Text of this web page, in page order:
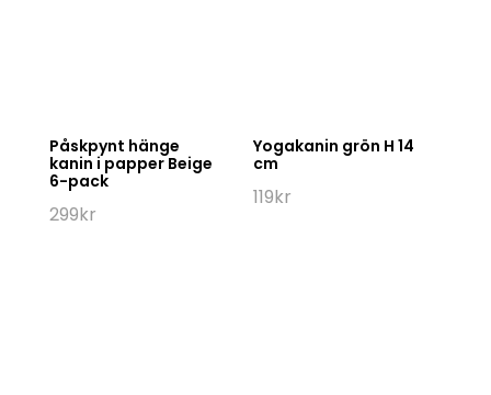
Påskpynt hänge
kanin i papper Beige
6-pack
299kr
Yogakanin grön H 14
cm
119kr